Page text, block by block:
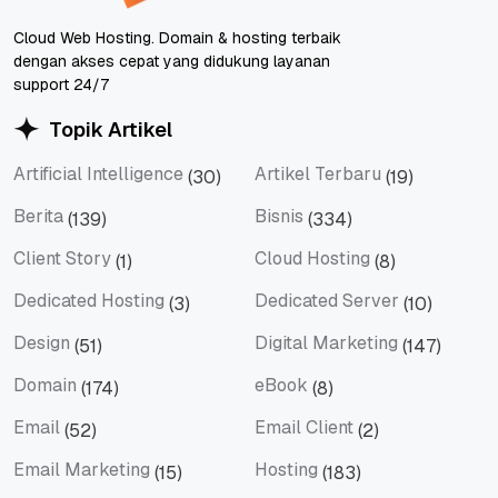
Cloud Web Hosting. Domain & hosting terbaik
dengan akses cepat yang didukung layanan
support 24/7
Topik Artikel
Artificial Intelligence (30) Artikel Terbaru (19)
Berita(139) Bisnis (334)
Client Story(1) Cloud Hosting (8)
Dedicated Hosting (3) Dedicated Server (10)
Design (51) Digital Marketing (147)
Domain (174) eBook (8)
Email(52) Email Client(2)
Email Marketing (15) Hosting (183)